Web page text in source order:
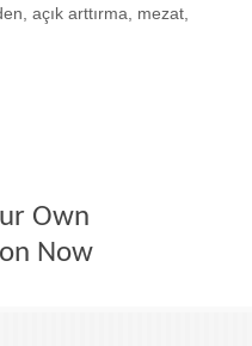
açık arttırma, mezat,
Own
Now